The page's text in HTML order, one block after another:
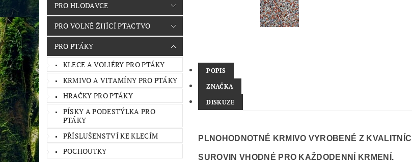
PRO HLODAVCE
PRO VOLNĚ ŽIJÍCÍ PTACTVO
PRO PTÁKY
KLECE A VOLIÉRY PRO PTÁKY
KRMIVO A VITAMÍNY PRO PTÁKY
HRAČKY PRO PTÁKY
PÍSKY A PODESTÝLKA PRO
PTÁKY
PŘÍSLUŠENSTVÍ KE KLECÍM
POCHOUTKY
POPIS
ZNAČKA
DISKUZE
PLNOHODNOTNÉ KRMIVO VYROBENÉ Z
SUROVIN VHODNÉ PRO KAŽDODENNÍ KRMENÍ.